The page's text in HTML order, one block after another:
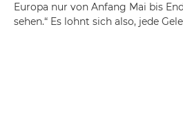
Europa nur von Anfang Mai bis
sehen.“ Es lohnt sich also, jede